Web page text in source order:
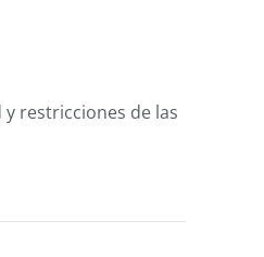
restricciones de las